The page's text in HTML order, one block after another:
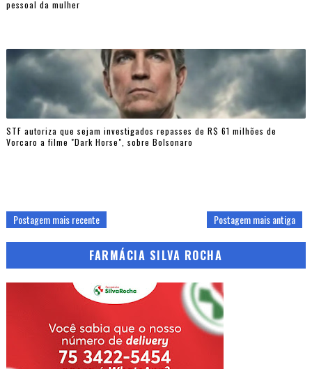
pessoal da mulher
STF autoriza que sejam investigados repasses de R$ 61 milhões de
Vorcaro a filme "Dark Horse", sobre Bolsonaro
Postagem mais recente Postagem mais antiga
FARMÁCIA SILVA ROCHA